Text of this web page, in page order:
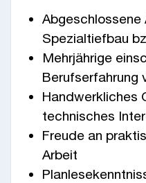
Abgeschlossene
Spezialtiefbau
Mehrjährige
Berufserfahrung
Handwerkliches
technisches
Freude an
Arbeit